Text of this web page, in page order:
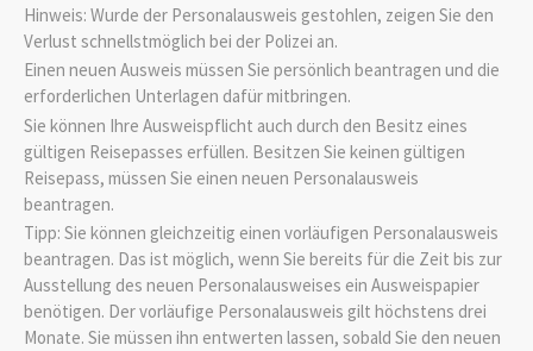
Hinweis: Wurde der Personalausweis gestohlen, zeigen Sie den
Verlust schnellstmöglich bei der Polizei an.
Einen neuen Ausweis müssen Sie persönlich beantragen und die
erforderlichen Unterlagen dafür mitbringen.
Sie können Ihre Ausweispflicht auch durch den Besitz eines
gültigen Reisepasses erfüllen. Besitzen Sie keinen gültigen
Reisepass, müssen Sie einen neuen Personalausweis
beantragen.
Tipp: Sie können gleichzeitig einen vorläufigen Personalausweis
beantragen. Das ist möglich, wenn Sie bereits für die Zeit bis zur
Ausstellung des neuen Personalausweises ein Ausweispapier
benötigen. Der vorläufige Personalausweis gilt höchstens drei
Monate. Sie müssen ihn entwerten lassen, sobald Sie den neuen